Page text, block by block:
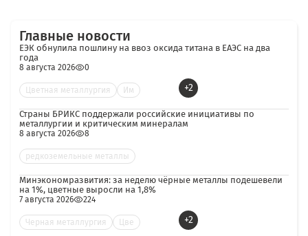
Главные новости
ЕЭК обнулила пошлину на ввоз оксида титана в ЕАЭС на два
года
8 августа 2026 0
Цветная металлургия Им +2
Страны БРИКС поддержали российские инициативы по
металлургии и критическим минералам
8 августа 2026 8
редкоземельные металлы
Минэкономразвития: за неделю чёрные металлы подешевели
на 1%, цветные выросли на 1,8%
7 августа 2026 224
Черная металлургия Цве +2